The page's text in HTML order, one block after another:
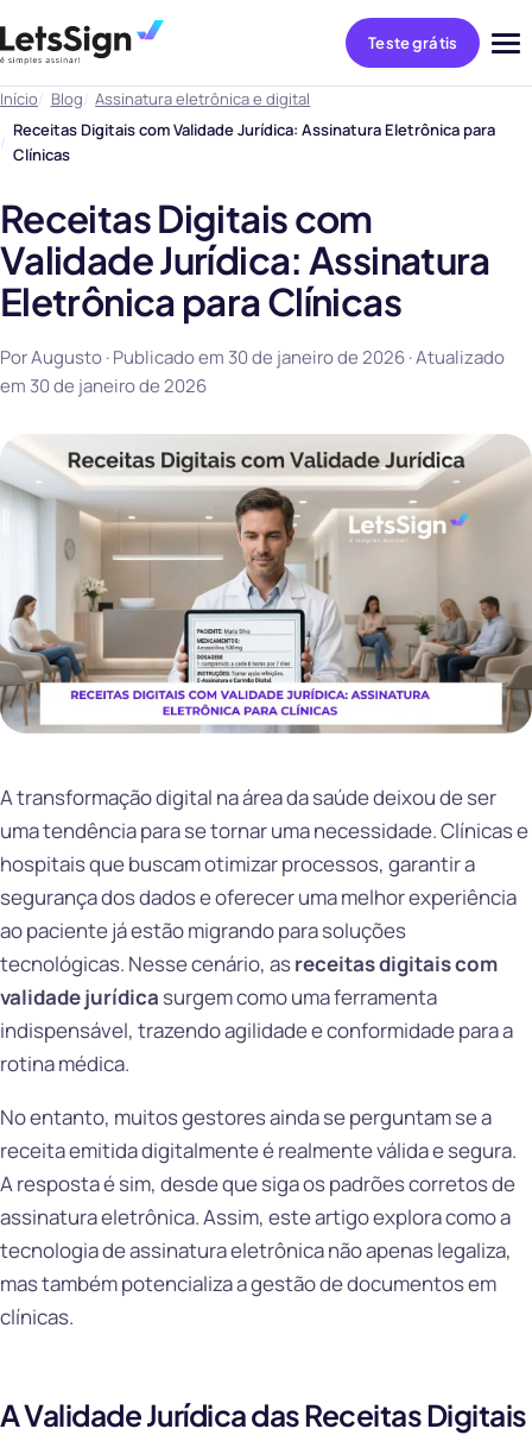
Teste grátis
Início Blog
Assinatura eletrônica e digital
Receitas Digitais com Validade Jurídica: Assinatura Eletrônica para
Clínicas
Receitas Digitais com
Validade Jurídica: Assinatura
Eletrônica para Clínicas
Por Augusto · Publicado em 30 de janeiro de 2026· Atualizado
em 30 de janeiro de 2026
A transformação digital na área da saúde deixou de ser
uma tendência para se tornar uma necessidade. Clínicas e
hospitais que buscam otimizar processos, garantir a
segurança dos dados e oferecer uma melhor experiência
ao paciente já estão migrando para soluções
tecnológicas. Nesse cenário, asreceitas digitais com
validade jurídica surgem como uma ferramenta
indispensável, trazendo agilidade e conformidade para a
rotina médica.
No entanto, muitos gestores ainda se perguntam se a
receita emitida digitalmente é realmente válida e segura.
A resposta é sim, desde que siga os padrões corretos de
assinatura eletrônica. Assim, este artigo explora como a
tecnologia de assinatura eletrônica não apenas legaliza,
mas também potencializa a gestão de documentos em
clínicas.
A Validade Jurídica das Receitas Digitais